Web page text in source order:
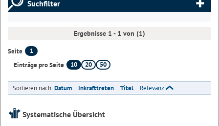
Suchfilter
Ergebnisse 1 - 1 von (1)
Seite
1
Einträge pro Seite
10 20 50
Sortieren nach:Datum Inkrafttreten Titel Relevanz
Systematische Übersicht